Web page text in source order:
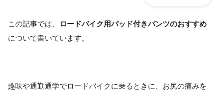
この記事では、
ロードバイク用パッド付きパンツのおすすめ
について書いています。
趣味や通勤通学でロードバイクに乗るときに、お尻の痛みを